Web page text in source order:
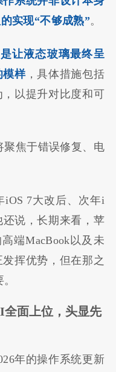
实现“不够成熟”。
让液态玻璃最终呈
模样，具体措施包括
以提升对比度和可
聚焦于错误修复、电
iOS 7大改后、次年i
还说，长期来看，苹
端MacBook以及未
挥优势，但在那之
全面上位，头显先
年的操作系统更新